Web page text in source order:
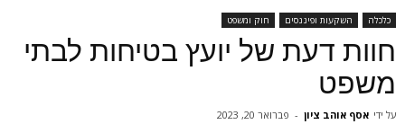
כלכלה השקעות ופיננסים חוק ומשפט
חוות דעת של יועץ בטיחות לבתי
משפט
על ידי אסף אוהב ציון - פברואר 20, 2023